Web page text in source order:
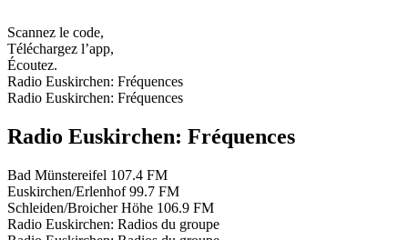
Scannez le code,
Téléchargez l’app,
Écoutez.
Radio Euskirchen: Fréquences
Radio Euskirchen: Fréquences
Radio Euskirchen: Fréquences
Bad Münstereifel 107.4 FM
Euskirchen/Erlenhof 99.7 FM
Schleiden/Broicher Höhe 106.9 FM
Radio Euskirchen: Radios du groupe